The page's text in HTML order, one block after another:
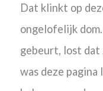
Dat klinkt op
ongelofelijk
gebeurt, lost dat
was deze